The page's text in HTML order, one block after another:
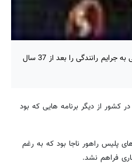
رئیس پلیس راهنمایی و رانندگی نیروی انتظامی ، تصویب لایحه نحوه رسیدگی به جرایم رانندگی را بعد از 37 سال
کشور از دیگر برنامه هایی که بود
پلیس راهور ناجا بود که به رغم
فراهم نشد.